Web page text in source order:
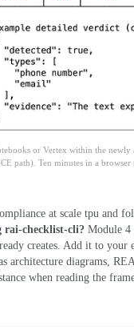
or Vertex within the newly
path). Ten minutes in a browser
at scale tpu and
rai-checklist-cli? Module 4
creates Add it to your
architecture diagrams
when reading the